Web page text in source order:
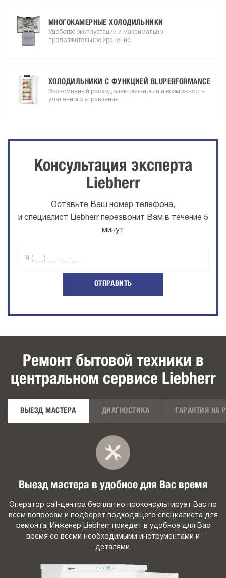
МНОГОКАМЕРНЫЕ ХОЛОДИЛЬНИКИ
Удобство эксплуатации и максимально
продолжительное хранение
ХОЛОДИЛЬНИКИ С ФУНКЦИЕЙ BLUPERFORMANCE
Экономичный расход электроэнергии и возможность
удаленного управления
Консультация эксперта
Liebherr
Оставьте Ваш номер телефона,
и специалист Liebherr перезвонит Вам в течение 5
минут
ОТПРАВИТЬ
Ремонт бытовой техники в
центральном сервисе Liebherr
ВЫЕЗД МАСТЕРА ДИАГНОСТИКА ГАРАНТИЯ НА
Выезд мастера в удобное для Вас время
Оператор call-центра бесплатно проконсультирует Вас по
всем вопросам и подберет подходящего специалиста для
ремонта. Инженер Liebherr приедет в удобное для Вас
время со всеми необходимыми инструментами и
деталями.